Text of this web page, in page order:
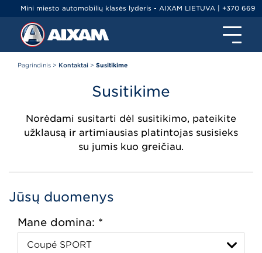
Mini miesto automobilių klasės lyderis - AIXAM LIETUVA | +370 669
79000 | info@ltminiauto.lt
Pagrindinis > Kontaktai > Susitikime
Susitikime
Norėdami susitarti dėl susitikimo, pateikite
užklausą ir artimiausias platintojas susisieks
su jumis kuo greičiau.
Jūsų duomenys
Mane domina: *